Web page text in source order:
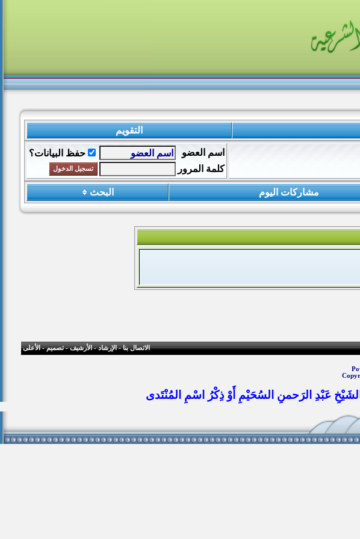
التقويم
اسم العضو
حفظ البيانات؟
كلمة المرور
مشاركات اليوم البحث
الاتصال بنا-الإرشاد-الأرشيف-تصميم-الأعلى
عَبْدِ الرَحمنِ السُحَيْمِ أَوْ ذِكْرُ اسْمِ المُنْتَدى